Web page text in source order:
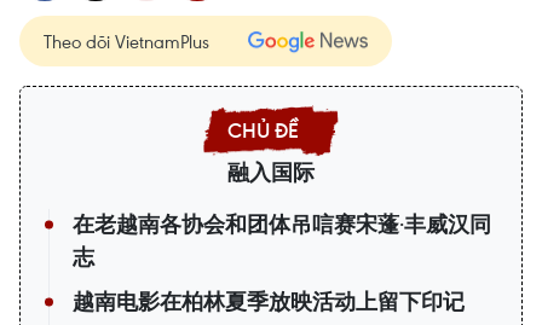
Theo dõi VietnamPlus
融入国际
在老越南各协会和团体吊唁赛宋蓬·丰威汉同
志
越南电影在柏林夏季放映活动上留下印记